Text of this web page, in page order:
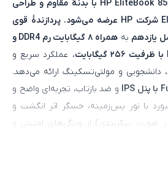
لپ تاپ HP EliteBook 850 G8 i5 1145G7 با بدنهٔ مقاوم و طراحی
حرفه‌ ای از برند EliteBook‌ شرکت HP عرضه می‌شود. پردازندهٔ قوی
به
همراه ۸ گیگابایت رم DDR4 و
، عملکرد سریع و
دانشجویی و مولتی‌تسکینگ ارائه می‌دهد.
و ضد بازتاب، تجربه‌ای واضح و
با نور پس‌زمینه، حسگر اثر انگشت و
پیکربندی) از ویژگی‌های امنیتی و
علاوه بر این، دارا بودن پورت‌های
لوازم جانبی و نمایشگرها را فراهم